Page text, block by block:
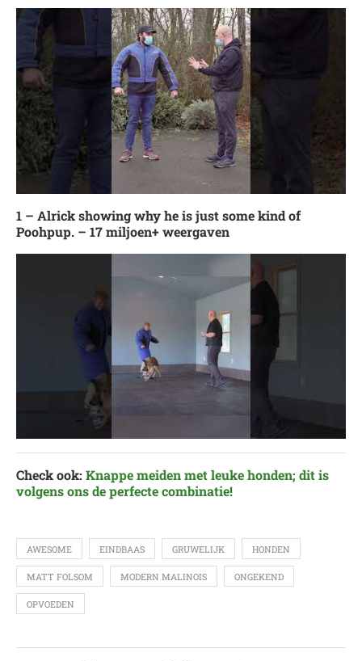
1 – Alrick showing why he is just some kind of
Poohpup. – 17 miljoen+ weergaven
Check ook: Knappe meiden met leuke honden; dit is
volgens ons de perfecte combinatie!
AWESOME EINDBAAS GRUWELIJK HONDEN
MATT FOLSOM MODERN MALINOIS ONGEKEND
OPVOEDEN